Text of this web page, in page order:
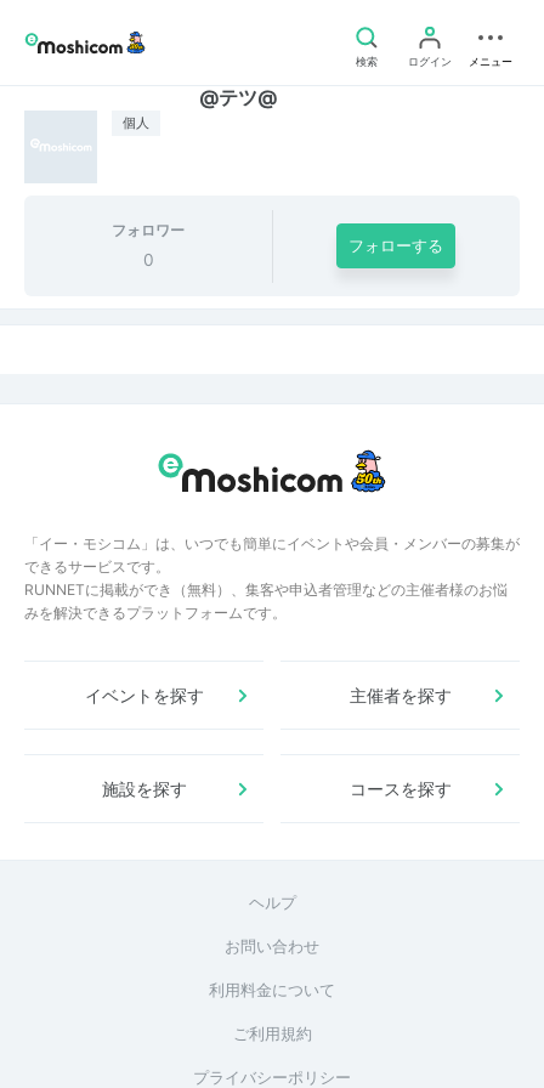
検索 ログイン メニュー
個人
@テツ@
フォロワー
0
フォローする
「イー・モシコム」は、いつでも簡単にイベントや会員・メンバーの募集が
できるサービスです。
RUNNETに掲載ができ（無料）、集客や申込者管理などの主催者様のお悩
みを解決できるプラットフォームです。
イベントを探す 主催者を探す
施設を探す コースを探す
ヘルプ
お問い合わせ
利用料金について
ご利用規約
プライバシーポリシー